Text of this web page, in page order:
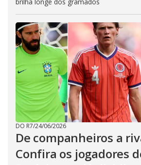
DO R7/24/06/2026
De companheiros a
Confira os jogadores